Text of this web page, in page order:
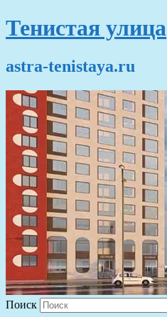
Тенистая улица
astra-tenistaya.ru
Поиск